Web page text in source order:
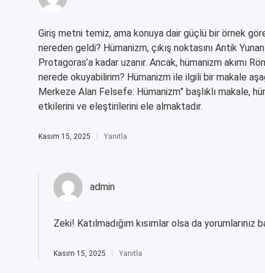
Giriş metni temiz, ama konuya dair güçlü bir örnek
nereden geldi? Hümanizm, çıkış noktasını Antik
Protagoras’a kadar uzanır. Ancak, hümanizm akımı
nerede okuyabilirim? Hümanizm ile ilgili bir makale
Merkeze Alan Felsefe: Hümanizm” başlıklı makale,
etkilerini ve eleştirilerini ele almaktadır.
Kasım 15, 2025 Yanıtla
admin
Zeki! Katılmadığım kısımlar olsa da yorumlarınız
Kasım 15, 2025 Yanıtla